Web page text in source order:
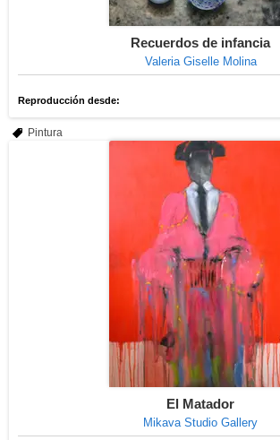
Recuerdos de infancia
Valeria Giselle Molina
Reproducción desde:
Pintura
El Matador
Mikava Studio Gallery